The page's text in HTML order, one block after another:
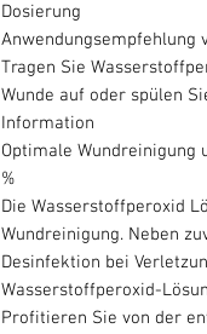
Dosierung
Anwendungsempfehlung
Tragen Sie
Wunde auf oder spülen
Information
Optimale Wundreinigung
%
Die Wasserstoffperoxid
Wundreinigung. Neben
Desinfektion bei
Wasserstoffperoxid-
Profitieren Sie von der